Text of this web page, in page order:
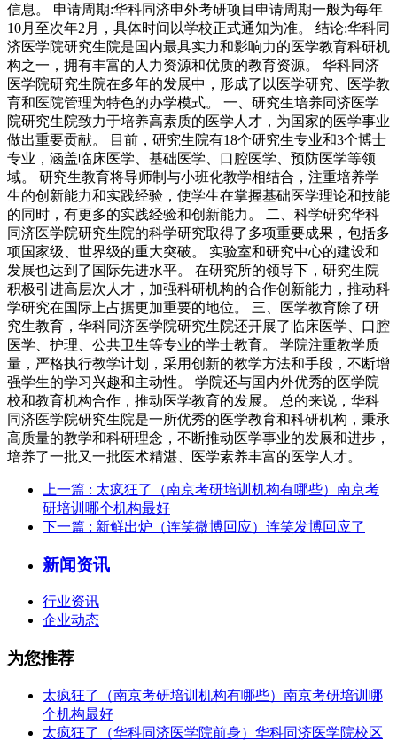
信息。 申请周期:华科同济申外考研项目申请周期一般为每年
10月至次年2月，具体时间以学校正式通知为准。 结论:华科同
济医学院研究生院是国内最具实力和影响力的医学教育科研机
构之一，拥有丰富的人力资源和优质的教育资源。 华科同济
医学院研究生院在多年的发展中，形成了以医学研究、医学教
育和医院管理为特色的办学模式。 一、研究生培养同济医学
院研究生院致力于培养高素质的医学人才，为国家的医学事业
做出重要贡献。 目前，研究生院有18个研究生专业和3个博士
专业，涵盖临床医学、基础医学、口腔医学、预防医学等领
域。 研究生教育将导师制与小班化教学相结合，注重培养学
生的创新能力和实践经验，使学生在掌握基础医学理论和技能
的同时，有更多的实践经验和创新能力。 二、科学研究华科
同济医学院研究生院的科学研究取得了多项重要成果，包括多
项国家级、世界级的重大突破。 实验室和研究中心的建设和
发展也达到了国际先进水平。 在研究所的领导下，研究生院
积极引进高层次人才，加强科研机构的合作创新能力，推动科
学研究在国际上占据更加重要的地位。 三、医学教育除了研
究生教育，华科同济医学院研究生院还开展了临床医学、口腔
医学、护理、公共卫生等专业的学士教育。 学院注重教学质
量，严格执行教学计划，采用创新的教学方法和手段，不断增
强学生的学习兴趣和主动性。 学院还与国内外优秀的医学院
校和教育机构合作，推动医学教育的发展。 总的来说，华科
同济医学院研究生院是一所优秀的医学教育和科研机构，秉承
高质量的教学和科研理念，不断推动医学事业的发展和进步，
培养了一批又一批医术精湛、医学素养丰富的医学人才。
上一篇 : 太疯狂了（南京考研培训机构有哪些）南京考
研培训哪个机构最好
下一篇 : 新鲜出炉（连笑微博回应）连笑发博回应了
新闻资讯
行业资讯
企业动态
为您推荐
太疯狂了（南京考研培训机构有哪些）南京考研培训哪
个机构最好
太疯狂了（华科同济医学院前身）华科同济医学院校区